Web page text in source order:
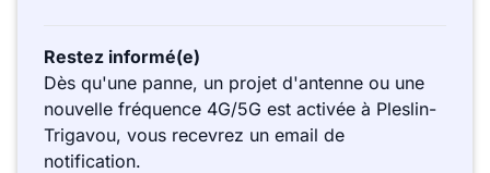
Restez informé(e)
Dès qu'une panne, un projet d'antenne ou une
nouvelle fréquence 4G/5G est activée à Pleslin-
Trigavou, vous recevrez un email de
notification.